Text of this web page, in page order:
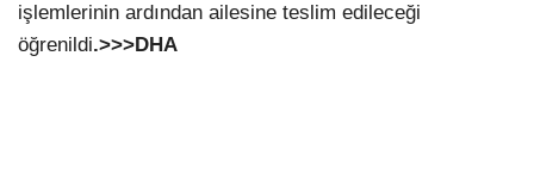
işlemlerinin ardından ailesine teslim edileceği
öğrenildi.>>>DHA